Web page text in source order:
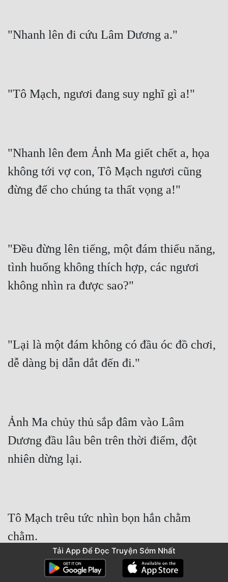
"Nhanh lên đi cứu Lâm Dương a."
"Tô Mạch, ngươi đang suy nghĩ gì a!"
"Nhanh lên đem Ảnh Ma giết chết a, họa
không tới vợ con, Tô Mạch ngươi cũng
đừng để cho chúng ta thất vọng a!"
"Đều đừng lên tiếng, một đám thiểu năng,
tình huống không thích hợp, các ngươi
không nhìn ra được sao?"
"Lại là một đám không có đầu óc đồ chơi,
dễ dàng bị dẫn dắt đến đi."
Ảnh Ma chủy thủ sắp đâm vào Lâm
Dương đầu lâu bên trên thời điểm, đột
nhiên dừng lại.
Tô Mạch trêu tức nhìn bọn hắn chằm
chằm.
Tải App Để Đọc Truyện Sớm Nhất